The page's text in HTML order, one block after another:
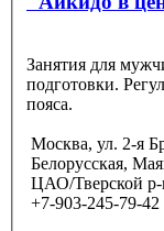
Занятия для
подготовки.
пояса.
Москва, ул. 2-я
Белорусская,
ЦАО/Тверской р-
+7-903-245-79-42